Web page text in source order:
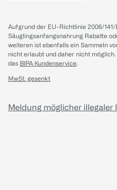
Aufgrund der EU-Richtlinie 2006/
Säuglingsanfangsnahrung Rabatte
weiteren ist ebenfalls ein Sammeln
nicht erlaubt und daher nicht möglich.
das BIPA Kundenservice.
MwSt. gesenkt
Meldung möglicher illegaler